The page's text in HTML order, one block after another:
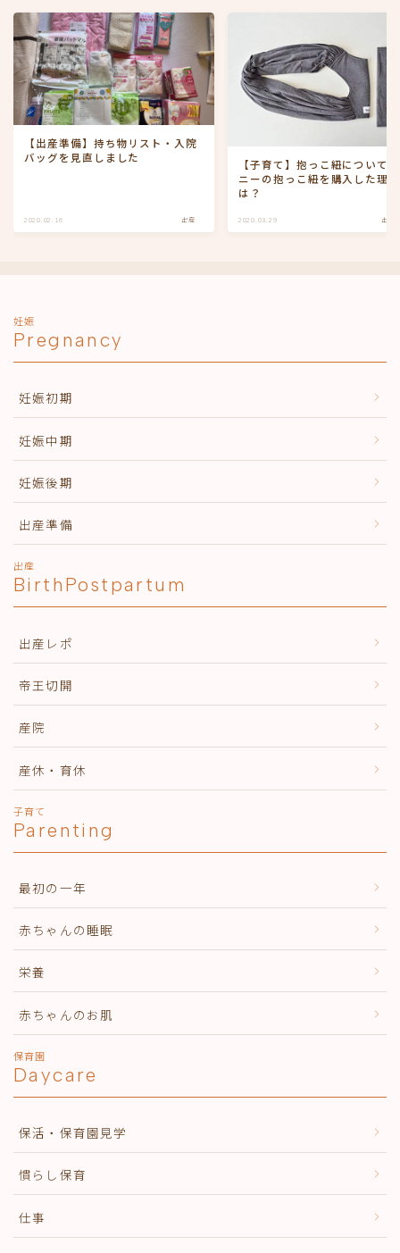
【出産準備】持ち物リスト・入院
バッグを見直しました
2020.02.16 出産
【子育て】抱っこ紐について
ニーの抱っこ紐を購入した理
は？
2020.03.29 出産
妊娠
Pregnancy
妊娠初期
妊娠中期
妊娠後期
出産準備
出産
BirthPostpartum
出産レポ
帝王切開
産院
産休・育休
子育て
Parenting
最初の一年
赤ちゃんの睡眠
栄養
赤ちゃんのお肌
保育園
Daycare
保活・保育園見学
慣らし保育
仕事